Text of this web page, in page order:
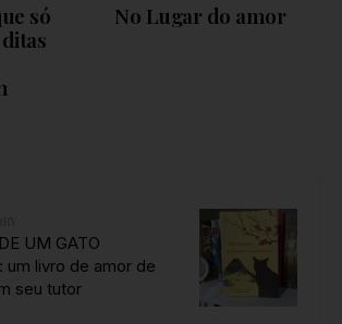
só
No Lugar do amor
UM GATO
um livro de amor de
seu tutor